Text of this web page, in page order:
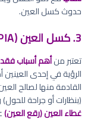
حدوث كسل العين.
3. كسل العين (AMBLYOPIA)
تعتبر منأهم أسباب
الرؤية في إحدى
القادمة منها لصالح
(بنظارات أو جراحة
غطاء العين (رقع العين)